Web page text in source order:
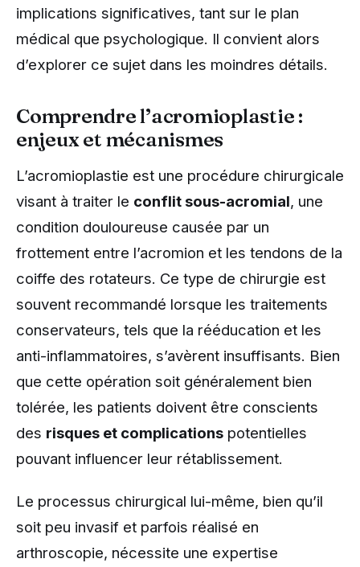
implications significatives, tant sur le plan
médical que psychologique. Il convient alors
d’explorer ce sujet dans les moindres détails.
Comprendre l’acromioplastie :
enjeux et mécanismes
L’acromioplastie est une procédure chirurgicale
visant à traiter le conflit sous-acromial, une
condition douloureuse causée par un
frottement entre l’acromion et les tendons de la
coiffe des rotateurs. Ce type de chirurgie est
souvent recommandé lorsque les traitements
conservateurs, tels que la rééducation et les
anti-inflammatoires, s’avèrent insuffisants. Bien
que cette opération soit généralement bien
tolérée, les patients doivent être conscients
des risques et complications potentielles
pouvant influencer leur rétablissement.
Le processus chirurgical lui-même, bien qu’il
soit peu invasif et parfois réalisé en
arthroscopie, nécessite une expertise